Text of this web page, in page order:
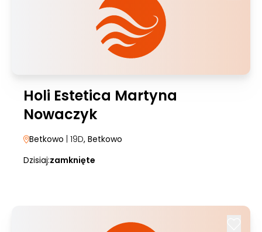
Holi Estetica Martyna
Nowaczyk
Betkowo | 19D, Betkowo
Dzisiaj:zamknięte